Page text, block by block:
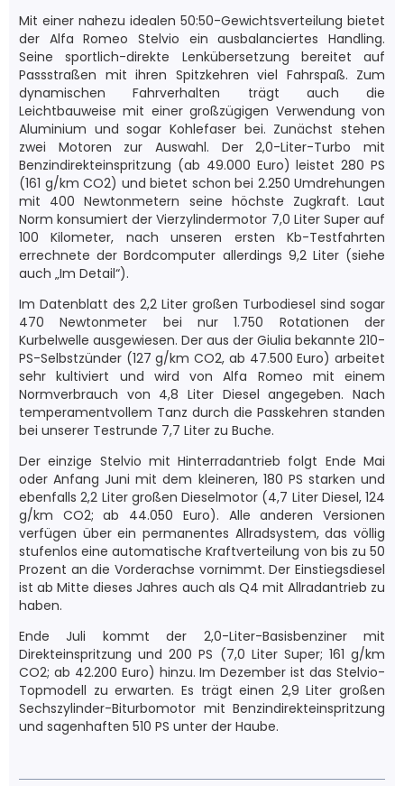
Mit einer nahezu idealen 50:50-Gewichtsverteilung bietet
der Alfa Romeo Stelvio ein ausbalanciertes Handling.
Seine sportlich-direkte Lenkübersetzung bereitet auf
Passstraßen mit ihren Spitzkehren viel Fahrspaß. Zum
dynamischen Fahrverhalten trägt auch die
Leichtbauweise mit einer großzügigen Verwendung von
Aluminium und sogar Kohlefaser bei. Zunächst stehen
zwei Motoren zur Auswahl. Der 2,0-Liter-Turbo mit
Benzindirekteinspritzung (ab 49.000 Euro) leistet 280 PS
(161 g/km CO2) und bietet schon bei 2.250 Umdrehungen
mit 400 Newtonmetern seine höchste Zugkraft. Laut
Norm konsumiert der Vierzylindermotor 7,0 Liter Super auf
100 Kilometer, nach unseren ersten Kb-Testfahrten
errechnete der Bordcomputer allerdings 9,2 Liter (siehe
auch „Im Detail“).
Im Datenblatt des 2,2 Liter großen Turbodiesel sind sogar
470 Newtonmeter bei nur 1.750 Rotationen der
Kurbelwelle ausgewiesen. Der aus der Giulia bekannte 210-
PS-Selbstzünder (127 g/km CO2, ab 47.500 Euro) arbeitet
sehr kultiviert und wird von Alfa Romeo mit einem
Normverbrauch von 4,8 Liter Diesel angegeben. Nach
temperamentvollem Tanz durch die Passkehren standen
bei unserer Testrunde 7,7 Liter zu Buche.
Der einzige Stelvio mit Hinterradantrieb folgt Ende Mai
oder Anfang Juni mit dem kleineren, 180 PS starken und
ebenfalls 2,2 Liter großen Dieselmotor (4,7 Liter Diesel, 124
g/km CO2; ab 44.050 Euro). Alle anderen Versionen
verfügen über ein permanentes Allradsystem, das völlig
stufenlos eine automatische Kraftverteilung von bis zu 50
Prozent an die Vorderachse vornimmt. Der Einstiegsdiesel
ist ab Mitte dieses Jahres auch als Q4 mit Allradantrieb zu
haben.
Ende Juli kommt der 2,0-Liter-Basisbenziner mit
Direkteinspritzung und 200 PS (7,0 Liter Super; 161 g/km
CO2; ab 42.200 Euro) hinzu. Im Dezember ist das Stelvio-
Topmodell zu erwarten. Es trägt einen 2,9 Liter großen
Sechszylinder-Biturbomotor mit Benzindirekteinspritzung
und sagenhaften 510 PS unter der Haube.